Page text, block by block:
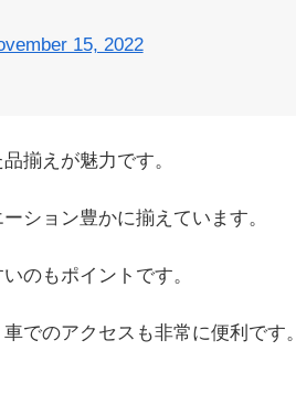
15, 2022
揃えが魅力です。
ション豊かに揃えています。
のもポイントです。
でのアクセスも非常に便利です。